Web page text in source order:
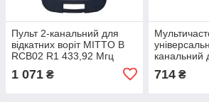
Пульт 2-канальний для
відкатних воріт MITTO B
RCB02 R1 433,92 Мгц
1 071 ₴
канальний
714₴